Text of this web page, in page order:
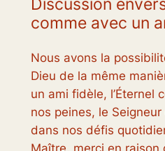
Discussion
comme avec un
Nous avons la
Dieu de la même
un ami fidèle, l’Éternel
nos peines, le
dans nos défis